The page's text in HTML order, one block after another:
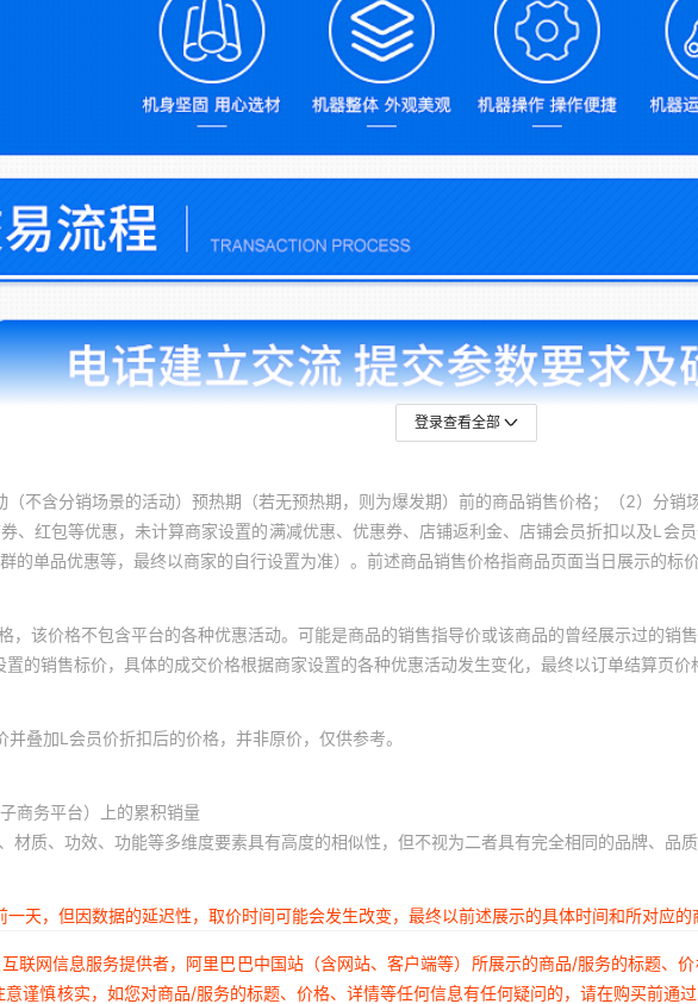
登录查看全部
（不含分销场景的活动）预热期（若无预热期，则为爆发期）前的商品销售价格；（2）分
、红包等优惠，未计算商家设置的满减优惠、优惠券、店铺返利金、店铺会员折扣以及L会
的单品优惠等，最终以商家的自行设置为准）。前述商品销售价格指商品页面当日展示的
，该价格不包含平台的各种优惠活动。可能是商品的销售指导价或该商品的曾经展示过的销
的销售标价，具体的成交价格根据商家设置的各种优惠活动发生变化，最终以订单结算页价
叠加L会员价折扣后的价格，并非原价，仅供参考。
商务平台）上的累积销量
材质、功效、功能等多维度要素具有高度的相似性，但不视为二者具有完全相同的品牌、品
天，但因数据的延迟性，取价时间可能会发生改变，最终以前述展示的具体时间和所对应的
联网信息服务提供者，阿里巴巴中国站（含网站、客户端等）所展示的商品/服务的标题、
谨慎核实，如您对商品/服务的标题、价格、详情等任何信息有任何疑问的，请在购买前通